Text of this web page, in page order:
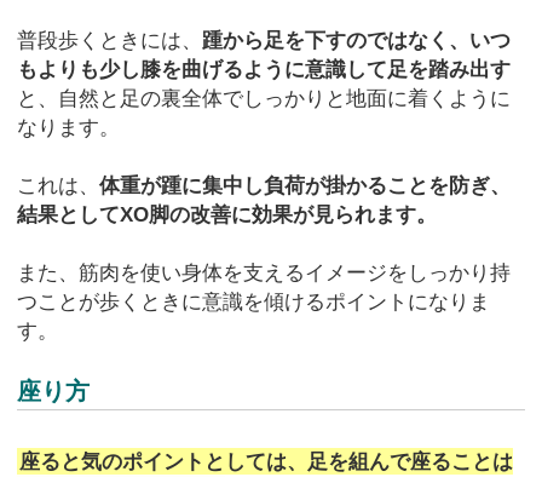
普段歩くときには、 踵から足を下すのではなく、いつ
もよりも少し膝を曲げるように意識して足を踏み出す
と、自然と足の裏全体でしっかりと地面に着くように
なります。
これは、体重が踵に集中し負荷が掛かることを防ぎ、
結果としてXO脚の改善に効果が見られます。
また、筋肉を使い身体を支えるイメージをしっかり持
つことが歩くときに意識を傾けるポイントになりま
す。
座り方
座ると気のポイントとしては、足を組んで座ることは